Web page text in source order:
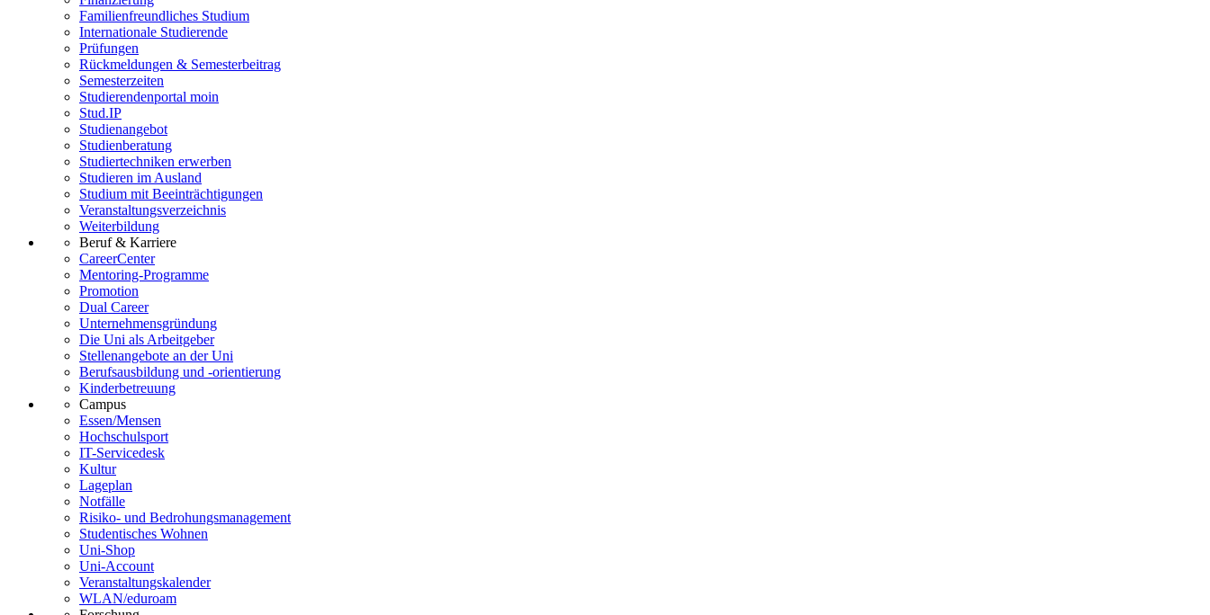
Familienfreundliches Studium
Internationale Studierende
Prüfungen
Rückmeldungen & Semesterbeitrag
Semesterzeiten
Studierendenportal moin
Stud.IP
Studienangebot
Studienberatung
Studiertechniken erwerben
Studieren im Ausland
Studium mit Beeinträchtigungen
Veranstaltungsverzeichnis
Weiterbildung
Beruf & Karriere
CareerCenter
Mentoring-Programme
Promotion
Dual Career
Unternehmensgründung
Die Uni als Arbeitgeber
Stellenangebote an der Uni
Berufsausbildung und -orientierung
Kinderbetreuung
Campus
Essen/Mensen
Hochschulsport
IT-Servicedesk
Kultur
Lageplan
Notfälle
Risiko- und Bedrohungsmanagement
Studentisches Wohnen
Uni-Shop
Uni-Account
Veranstaltungskalender
WLAN/eduroam